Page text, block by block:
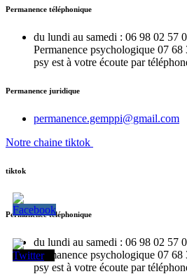
Permanence téléphonique
du lundi au samedi : 06 98 02 57
Permanence psychologique 07
psy est à votre écoute par
Permanence juridique
permanence.gemppi@gmail.com
Notre chaine tiktok
tiktok
Permanence téléphonique
du lundi au samedi : 06 98 02 57
Permanence psychologique 07
psy est à votre écoute par